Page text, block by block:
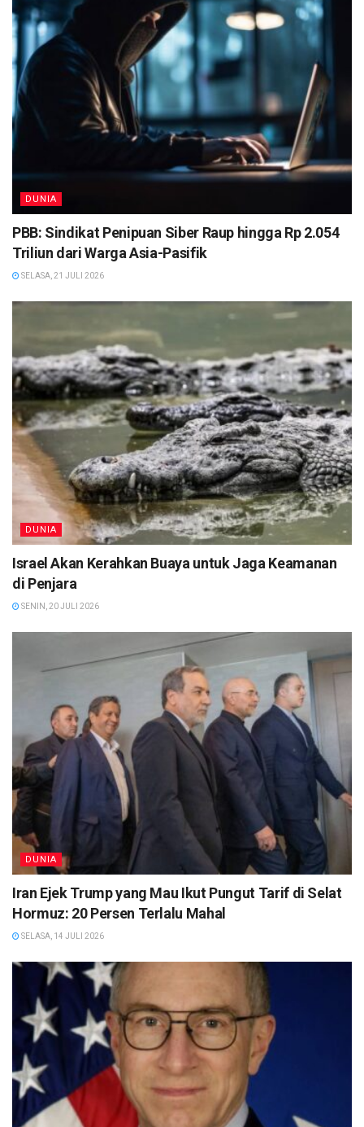
DUNIA
PBB: Sindikat Penipuan Siber Raup hingga Rp 2.054
Triliun dari Warga Asia-Pasifik
SELASA, 21 JULI 2026
DUNIA
Israel Akan Kerahkan Buaya untuk Jaga Keamanan
di Penjara
SENIN, 20 JULI 2026
DUNIA
Iran Ejek Trump yang Mau Ikut Pungut Tarif di Selat
Hormuz: 20 Persen Terlalu Mahal
SELASA, 14 JULI 2026